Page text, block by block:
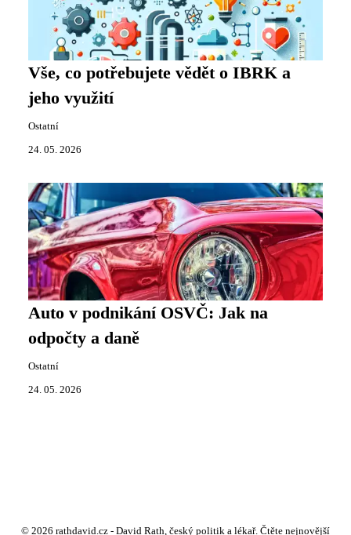
Vše, co potřebujete vědět o IBRK a
jeho využití
Ostatní
24. 05. 2026
Auto v podnikání OSVČ: Jak na
odpočty a daně
Ostatní
24. 05. 2026
© 2026 rathdavid.cz - David Rath, český politik a lékař. Čtěte nejnovější